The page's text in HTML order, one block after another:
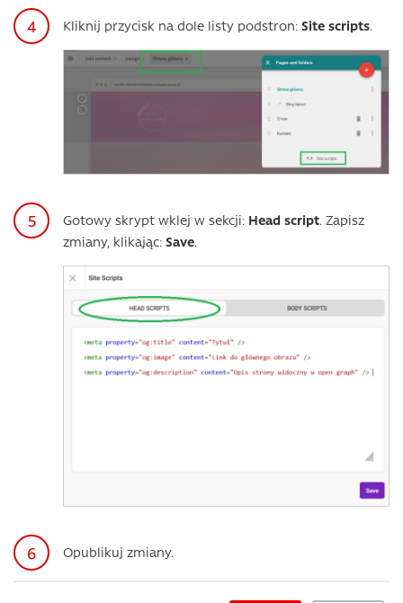
Kliknij przycisk na dole listy podstron: Site scripts.
Gotowy skrypt wklej w sekcji: Head script. Zapisz
zmiany, klikając: Save.
Opublikuj zmiany.